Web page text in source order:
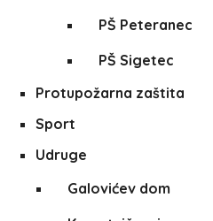
PŠ Peteranec
PŠ Sigetec
Protupožarna zaštita
Sport
Udruge
Galovićev dom